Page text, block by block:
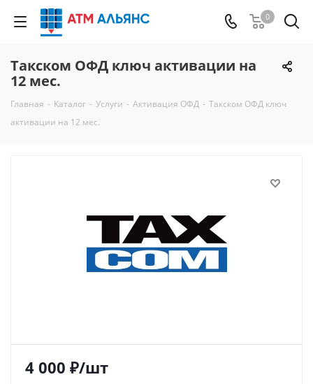
0
Такском ОФД ключ активации на
12 мес.
Главная - Каталог - Услуги - Активация ОФД - Такском ОФД ключ
активации на 12 мес.
4 000 ₽/шт